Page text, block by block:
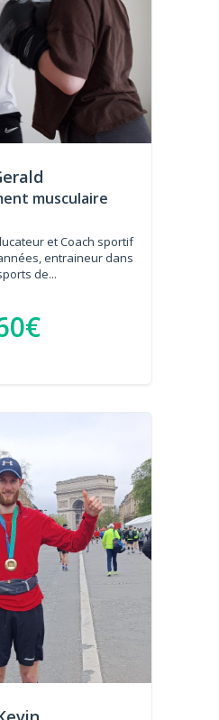
musculaire
et Coach sportif
entraineur dans
de...